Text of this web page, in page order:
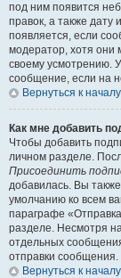
под ним появится
правок, а также дату
появляется, если
модератор, хотя они
своему усмотрению.
сообщение, если на
Вернуться к началу
Как мне добавить
Чтобы добавить
личном разделе.
Присоединить
добавилась. Вы
умолчанию ко всем
параграфе
разделе. Несмотря
отдельных
отправки сообщения.
Вернуться к началу